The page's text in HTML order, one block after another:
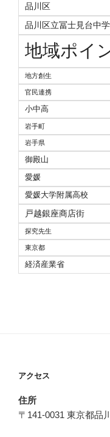
品川区
品川区立冨士見台中学
地域ポイ
地方創生
官民連携
小中高
岩手町
岩手県
御殿山
愛媛
愛媛大学附属高校
戸越銀座商店街
探究先生
東京都
経済産業省
アクセス
住所
〒141-0031 東京都品